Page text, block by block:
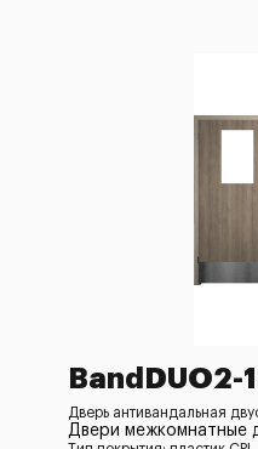
BandDUO2-
Дверь антивандальная
Двери межкомнатные